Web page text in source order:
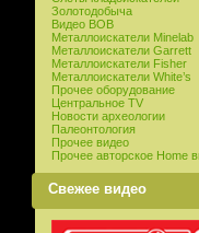
Золотодобыча
Видео ВОВ
Металлоискатели Minelab
Металлоискатели Garrett
Металлоискатели Fisher
Металлоискатели White’s
Прочее оборудование
Центральное TV
Новости археологии
Палеонтология
Прочее видео
Прочее авторское Home
Свежее видео